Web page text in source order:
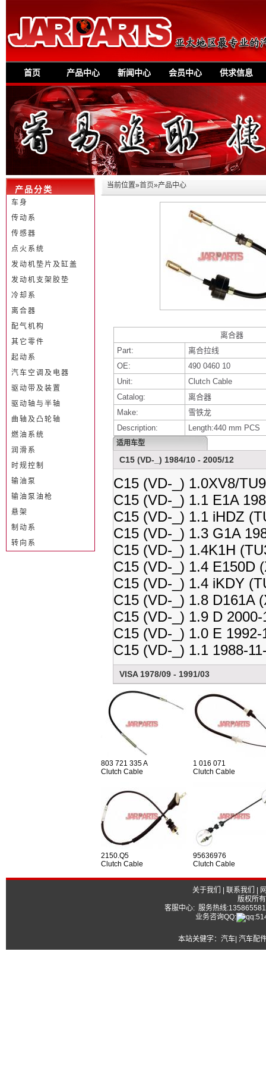
首页 产品中心 新闻中心 会员中心 供求信息
当前位置»首页»产品中心
离合器
Part:
离合拉线
OE:
490 0460 10
Unit:
Clutch Cable
Catalog:
离合器
Make:
雪铁龙
Description:
Length:440 mm PCS
适用车型
C15 (VD-_) 1984/10 - 2005/12
C15 (VD-_) 1.0XV8/
C15 (VD-_) 1.1 E1A
C15 (VD-_) 1.1 iHDZ
C15 (VD-_) 1.3 G1A
C15 (VD-_) 1.4K1H
C15 (VD-_) 1.4 E150D
C15 (VD-_) 1.4 iKDY
C15 (VD-_) 1.8 D161A
C15 (VD-_) 1.9 D
C15 (VD-_) 1.0 E
C15 (VD-_) 1.1 1988-
VISA 1978/09 - 1991/03
803 721 335 A
Clutch Cable
1 016 071
Clutch Cable
2150.Q5
Clutch Cable
95636976
Clutch Cable
产品分类
车身
传动系
传感器
点火系统
发动机垫片及缸盖
发动机支架胶垫
冷却系
离合器
配气机构
其它零件
起动系
汽车空调及电器
驱动带及装置
驱动轴与半轴
曲轴及凸轮轴
燃油系统
润滑系
时规控制
输油泵
输油泵油枪
悬架
制动系
转向系
关于我们 联系我们
版权所
客服中心: 服务热线
业务咨询QQ:
本站关健字： 汽车| 汽车配